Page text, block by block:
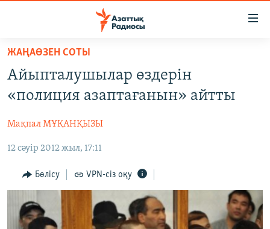
Skip
main
content
to
Navigation
Search
ҚАҢТАР ОҚИҒАСЫ
АДАМ ҚҰҚЫҚТАРЫ
ӘЛЕУМЕТ
АРНАЙЫ ЖОБАЛАР
ЖАҢАӨЗЕН СОТЫ
Айыпталушылар өздерін
«полиция азаптағанын» айтты
Мақпал МҰҚАНҚЫЗЫ
12 сәуір 2012 жыл, 17:11
Бөлісу VPN-сіз оқу